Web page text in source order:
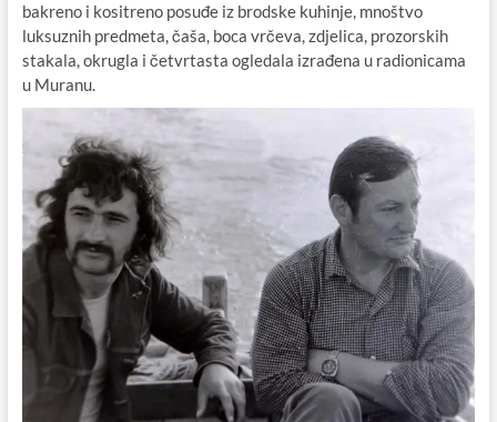
bakreno i kositreno posuđe iz brodske kuhinje, mnoštvo
luksuznih predmeta, čaša, boca vrčeva, zdjelica, prozorskih
stakala, okrugla i četvrtasta ogledala izrađena u radionicama
u Muranu.